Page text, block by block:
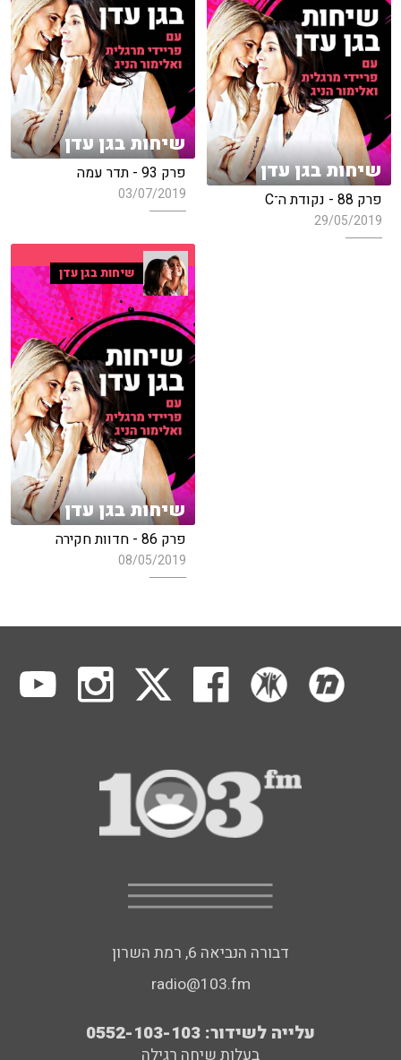
שיחות בגן עדן
פרק 93 - תדר עמה
03/07/2019
שיחות בגן עדן
פרק 88 - נקודת ה־C
29/05/2019
שיחות בגן עדן
שיחות בגן עדן
פרק 86 - חדוות חקירה
08/05/2019
דבורה הנביאה 6, רמת השרון
radio@103.fm
עלייה לשידור: 0552-103-103
בעלות שיחה רגילה